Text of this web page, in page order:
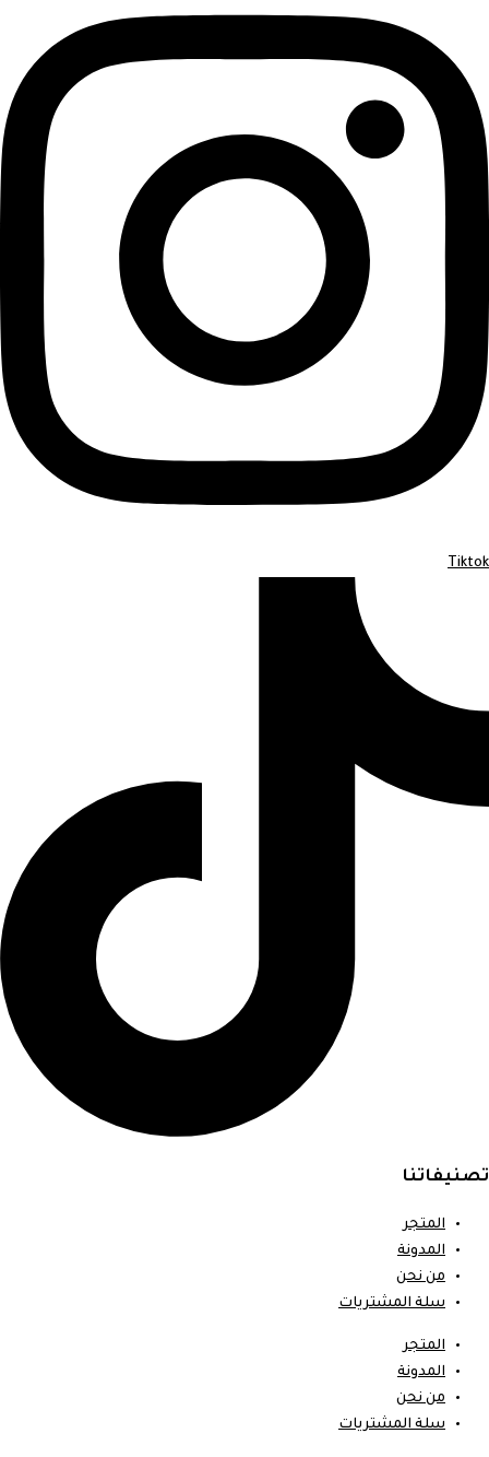
Tiktok
تصنيفاتنا
المتجر
المدونة
من نحن
سلة المشتريات
المتجر
المدونة
من نحن
سلة المشتريات